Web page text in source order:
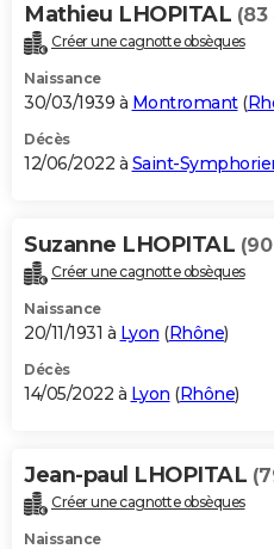
Mathieu LHOPITAL (83
Créer une cagnotte obsèques
Naissance
30/03/1939 à Montromant(
Décès
12/06/2022 à Saint-
Suzanne LHOPITAL
Créer une cagnotte obsèques
Naissance
20/11/1931 à Lyon (Rhône)
Décès
14/05/2022 à Lyon (Rhône)
Jean-paul LHOPITAL
Créer une cagnotte obsèques
Naissance